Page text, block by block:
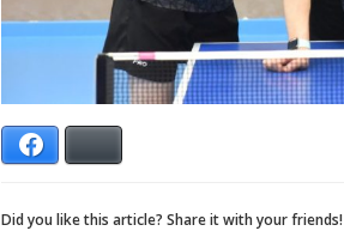
Did you like this article? Share it with your friends!